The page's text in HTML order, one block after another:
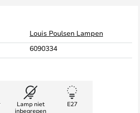
Louis Poulsen Lampen
6090334
Lamp niet
inbegrepen
E27